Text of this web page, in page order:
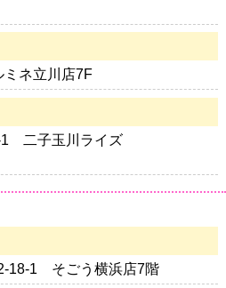
ミネ立川店7F
1 二子玉川ライズ
18-1 そごう横浜店7階